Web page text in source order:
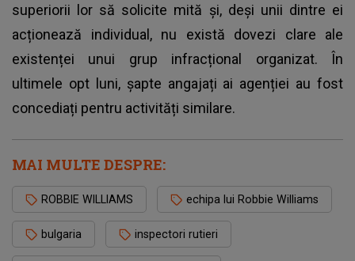
superiorii lor să solicite mită și, deși unii dintre ei
acționează individual, nu există dovezi clare ale
existenței unui grup infracțional organizat. În
ultimele opt luni, șapte angajați ai agenției au fost
concediați pentru activități similare.
MAI MULTE DESPRE:
ROBBIE WILLIAMS echipa lui Robbie Williams
bulgaria inspectori rutieri